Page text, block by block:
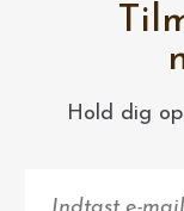
Hold dig